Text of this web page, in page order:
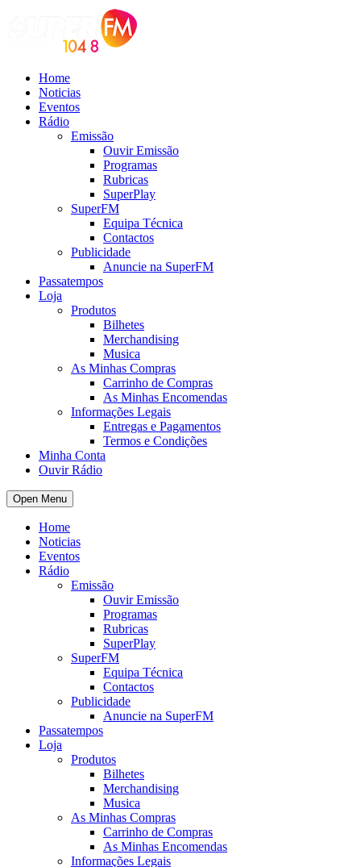
Home
Noticias
Eventos
Rádio
Emissão
Ouvir Emissão
Programas
Rubricas
SuperPlay
SuperFM
Equipa Técnica
Contactos
Publicidade
Anuncie na SuperFM
Passatempos
Loja
Produtos
Bilhetes
Merchandising
Musica
As Minhas Compras
Carrinho de Compras
As Minhas Encomendas
Informações Legais
Entregas e Pagamentos
Termos e Condições
Minha Conta
Ouvir Rádio
Open Menu
Home
Noticias
Eventos
Rádio
Emissão
Ouvir Emissão
Programas
Rubricas
SuperPlay
SuperFM
Equipa Técnica
Contactos
Publicidade
Anuncie na SuperFM
Passatempos
Loja
Produtos
Bilhetes
Merchandising
Musica
As Minhas Compras
Carrinho de Compras
As Minhas Encomendas
Informações Legais